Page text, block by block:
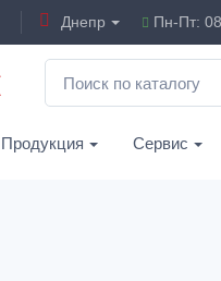
Днепр Пн-Пт:
Продукция Сервис